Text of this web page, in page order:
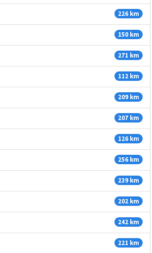
226 km
150 km
271 km
112 km
209 km
207 km
126 km
256 km
239 km
202 km
242 km
221 km